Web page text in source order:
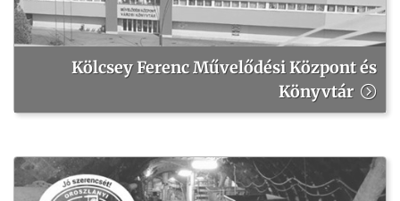
Kölcsey Ferenc Művelődési Központ és
Könyvtár